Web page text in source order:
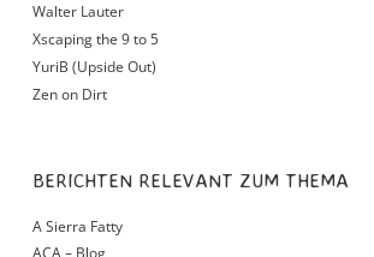
Walter Lauter
Xscaping the 9 to 5
YuriB (Upside Out)
Zen on Dirt
BERICHTEN RELEVANT ZUM THEMA
A Sierra Fatty